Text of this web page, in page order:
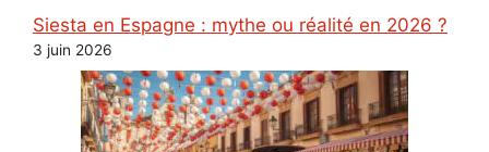
Siesta en Espagne : mythe ou réalité en 2026 ?
3 juin 2026